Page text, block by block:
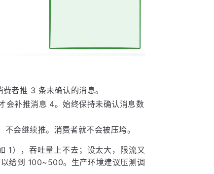
者推 3 条未确认的消息。
会补推消息 4。始终保持未确认消息数
会继续推。消费者就不会被压垮。
1），吞吐量上不去；设太大，限流又
给到 100~500。生产环境建议压测调